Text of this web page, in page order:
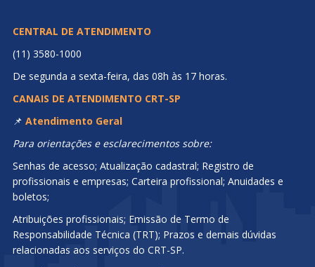
CENTRAL DE ATENDIMENTO
(11) 3580-1000
De segunda a sexta-feira, das 08h às 17 horas.
CANAIS DE ATENDIMENTO CRT-SP
📌 Atendimento Geral
Para orientações e esclarecimentos sobre:
Senhas de acesso; Atualização cadastral; Registro de
profissionais e empresas; Carteira profissional; Anuidades e
boletos;
Atribuições profissionais; Emissão de Termo de
Responsabilidade Técnica (TRT); Prazos e demais dúvidas
relacionadas aos serviços do CRT-SP.